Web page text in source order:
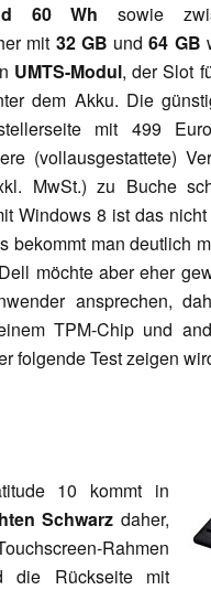
60 Wh sowie
mit 32 GB und64 GB
UMTS-Modul, der Slot
dem Akku. Die
mit 499
(vollausgestattete)
MwSt.) zu Buche
Windows 8 ist das
bekommt man deutlich
möchte aber eher
ansprechen,
TPM-Chip und
folgende Test zeigen
10 kommt in
Schwarz daher,
Rahmen
die Rückseite mit